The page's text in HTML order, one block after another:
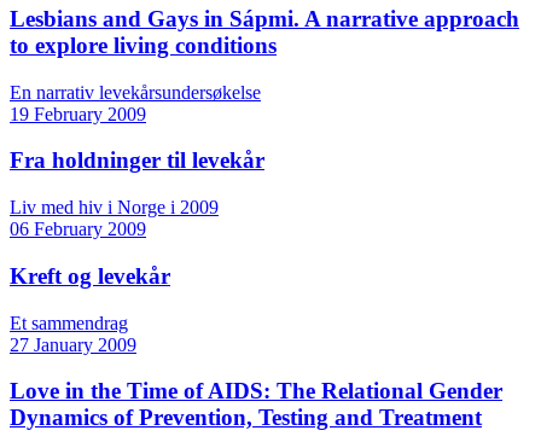
Lesbians and Gays in Sápmi. A narrative approach
to explore living conditions
En narrativ levekårsundersøkelse
19 February 2009
Fra holdninger til levekår
Liv med hiv i Norge i 2009
06 February 2009
Kreft og levekår
Et sammendrag
27 January 2009
Love in the Time of AIDS: The Relational Gender
Dynamics of Prevention, Testing and Treatment